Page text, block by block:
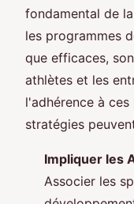
fondamental de
les programmes
que efficaces,
athlètes et les
l'adhérence à
stratégies
Impliquer les
Associer les